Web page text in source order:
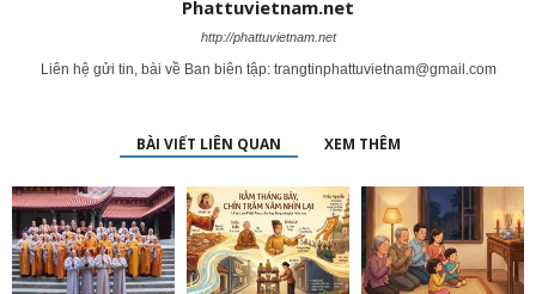
Phattuvietnam.net
http://phattuvietnam.net
Liên hệ gửi tin, bài về Ban biên tập: trangtinphattuvietnam@gmail.com
BÀI VIẾT LIÊN QUAN XEM THÊM